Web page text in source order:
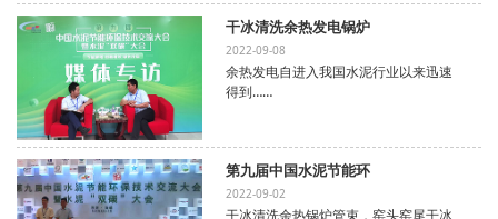
干冰清洗余热发电锅炉
2022-09-08
余热发电自进入我国水泥行业以来迅速
得到……
第九届中国水泥节能环
2022-09-02
干冰清洗余热锅炉管束，窑头窑尾干冰